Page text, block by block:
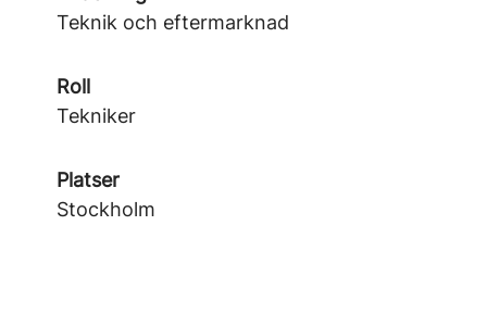
Teknik och eftermarknad
Roll
Tekniker
Platser
Stockholm